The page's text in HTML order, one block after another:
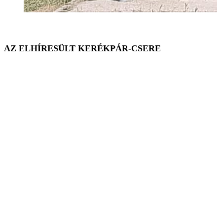
AZ ELHÍRESÜLT KERÉKPÁR-CSERE